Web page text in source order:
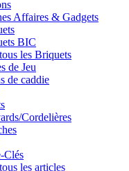
Affaires & Gadgets
BIC
les Briquets
de Jeu
de caddie
Cordelières
Clés
les articles